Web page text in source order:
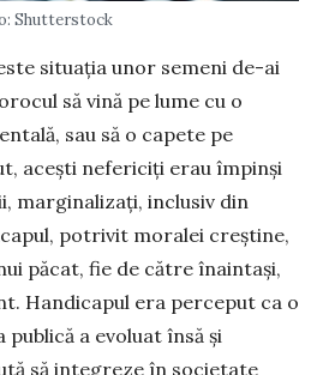
Shutterstock
situația unor semeni de-ai
să vină pe lume cu o
sau să o capete pe
acești nefericiți erau împinși
marginalizați, inclusiv din
potrivit moralei creștine,
păcat, fie de către înaintași,
Han­dicapul era perceput ca o
publică a evoluat însă și
să integreze în societate